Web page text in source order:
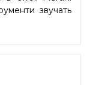
звучать